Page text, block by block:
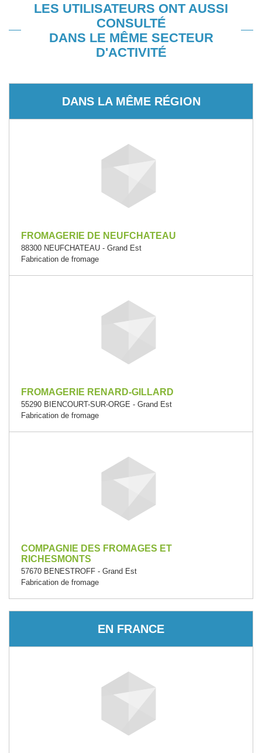
LES UTILISATEURS ONT AUSSI
CONSULTÉ
DANS LE MÊME SECTEUR
D'ACTIVITÉ
DANS LA MÊME RÉGION
FROMAGERIE DE NEUFCHATEAU
88300 NEUFCHATEAU - Grand Est
Fabrication de fromage
FROMAGERIE RENARD-GILLARD
55290 BIENCOURT-SUR-ORGE - Grand Est
Fabrication de fromage
COMPAGNIE DES FROMAGES ET
RICHESMONTS
57670 BENESTROFF - Grand Est
Fabrication de fromage
EN FRANCE